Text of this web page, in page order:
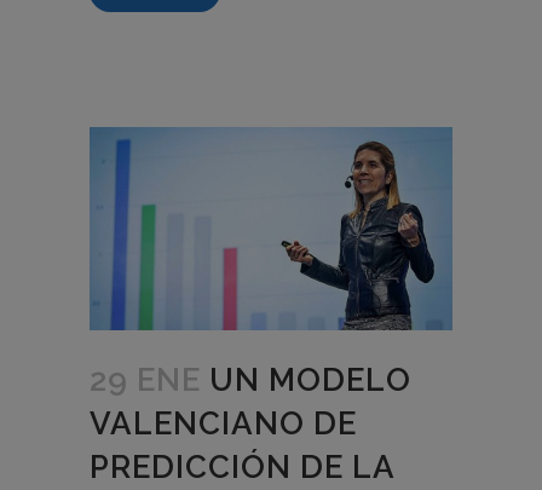
29 ENE UN MODELO
VALENCIANO DE
PREDICCIÓN DE LA